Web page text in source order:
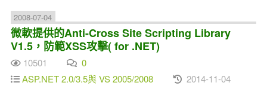
2008-07-04
微軟提供的Anti-Cross Site Scripting Library
V1.5，防範XSS攻擊( for .NET)
10501
0
ASP.NET 2.0/3.5與 VS 2005/2008
2014-11-04